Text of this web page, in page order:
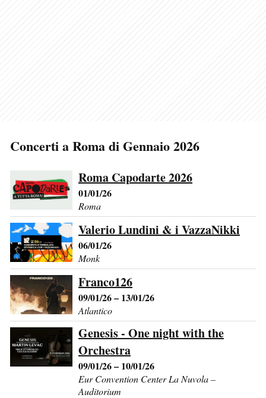
Concerti a Roma di Gennaio 2026
Roma Capodarte 2026
01/01/26
Roma
Valerio Lundini & i VazzaNikki
06/01/26
Monk
Franco126
09/01/26 – 13/01/26
Atlantico
Genesis - One night with the
Orchestra
09/01/26 – 10/01/26
Eur Convention Center La Nuvola –
Auditorium